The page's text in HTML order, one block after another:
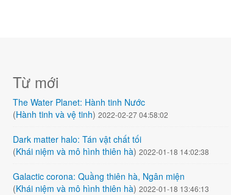
Từ mới
The Water Planet: Hành tinh Nước
(Hành tinh và vệ tinh)2022-02-27 04:58:02
Dark matter halo: Tán vật chất tối
(Khái niệm và mô hình thiên hà)2022-01-18 14:02:38
Galactic corona: Quầng thiên hà, Ngân miện
(Khái niệm và mô hình thiên hà)2022-01-18 13:46:13